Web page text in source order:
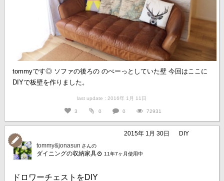
tommyです◎ ソファの後ろの のぺーっとしていた壁 今回はここに
DIYで板壁を作りました。
last update : 2016年 1月 11日
3 0 0 72931
2015年 1月 30日
DIY
tommy&jonasun さんの
ダイニングの収納家具 11年7ヶ月使用中
ドロワーチェストをDIY